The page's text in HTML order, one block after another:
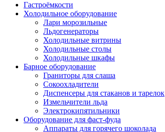
Гастроёмкости
Холодильное оборудование
Лари морозильные
Льдогенераторы
Холодильные витрины
Холодильные столы
Холодильные шкафы
Барное оборудование
Граниторы для слаша
Сокоохладители
Диспенсеры для стаканов и тарелок
Измельчители льда
Электрокипятильники
Оборудование для фаст-фуда
Аппараты для горячего шоколада